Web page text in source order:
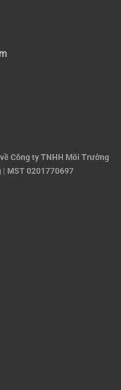
Công ty TNHH Môi Trường
MST 0201770697